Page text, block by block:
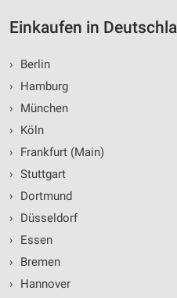
Einkaufen in
›
Berlin
›
Hamburg
›
München
›
Köln
›
Frankfurt (Main)
› Stuttgart
›
Dortmund
›
Düsseldorf
›
Essen
›
Bremen
›
Hannover